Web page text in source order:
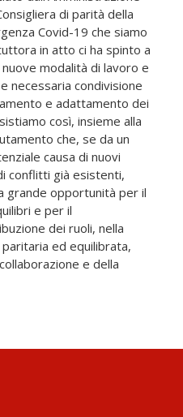
di parità della
Covid-19 che siamo
in atto ci ha spinto a
modalità di lavoro e
necessaria condivisione
e adattamento dei
così, insieme alla
che, se da un
causa di nuovi
conflitti già esistenti,
grande opportunità per il
e per il
dei ruoli, nella
ed equilibrata,
e della